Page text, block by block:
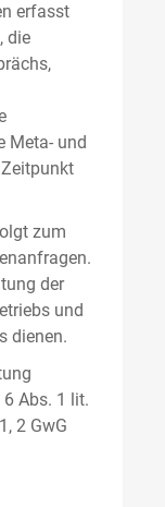
erfasst
die
Meta- und
zum
der
und
dienen.
Abs. 1 lit.
2 GwG